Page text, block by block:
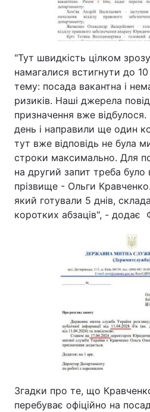
"Тут швидкість цілком
намагалися встигнути до
тему: посада вакантна і
ризиків. Наші джерела
призначення вже
день і направили ще один
тут вже відповідь не була
строки максимально. Для
на другий запит треба
прізвище - Ольги Кравченко.
який готували 5 днів,
коротких абзаців", - додає
Згадки про те, що
перебуває офіційно на